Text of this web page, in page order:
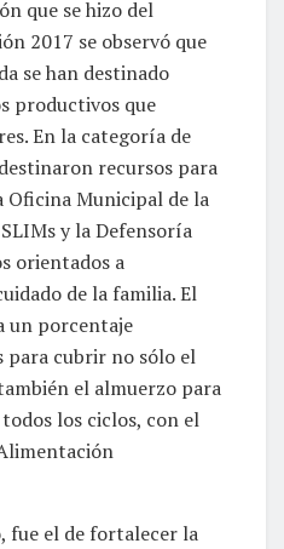
que se hizo del
2017 se observó que
se han destinado
productivos que
En la categoría de
recursos para
Municipal de la
y la Defensoría
orientados a
de la familia. El
un porcentaje
cubrir no sólo el
el almuerzo para
los ciclos, con el
fue el de fortalecer la